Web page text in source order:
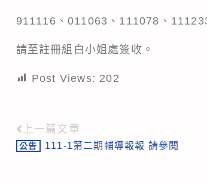
911116、011063、111078、
請至註冊組白小姐處簽收。
Post Views: 202
Read
more
上一篇文章
公告 111-1第二期輔導報報 請參閱